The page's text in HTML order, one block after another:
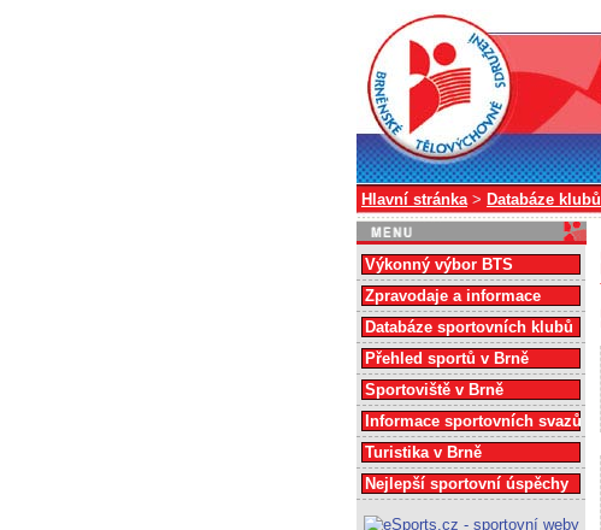
Hlavní stránka> Databáze klubů
Výkonný výbor BTS
Zpravodaje a informace
Databáze sportovních klubů
Přehled sportů v Brně
Sportoviště v Brně
Informace sportovních svazů
Turistika v Brně
Nejlepší sportovní úspěchy